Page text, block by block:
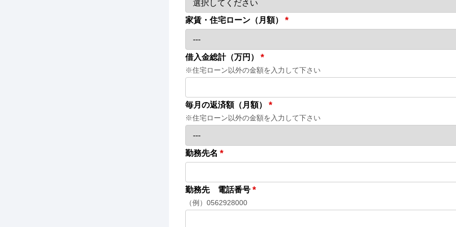
家賃・住宅ローン（月額） *
借入金総計（万円） *
※住宅ローン以外の金額を入力して下さい
毎月の返済額（月額） *
※住宅ローン以外の金額を入力して下さい
勤務先名 *
勤務先 電話番号 *
（例）0562928000